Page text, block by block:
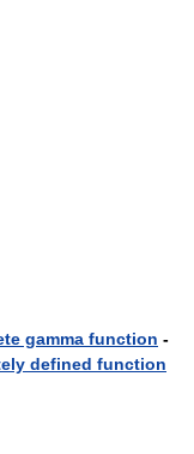
gamma function -
defined function